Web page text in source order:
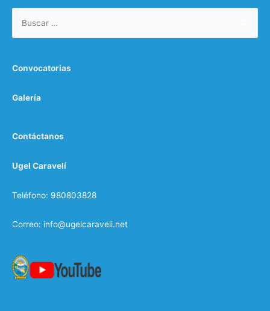
Convocatorias
Galería
Contáctanos
Ugel Caravelí
Teléfono: 980803828
Correo: info@ugelcaraveli.net